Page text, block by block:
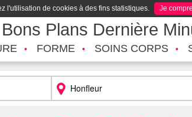
l'utilisation de cookies à des fins statistiques. Je
Bons Plans Dernière
FORME SOINS CORPS